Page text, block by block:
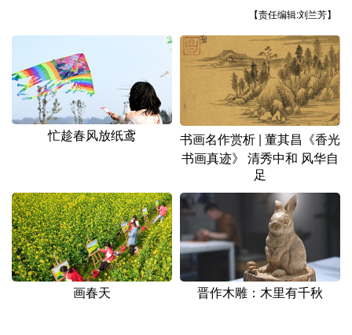
【责任编辑:刘兰芳】
忙趁春风放纸鸢
书画名作赏析 | 董其昌《香光
书画真迹》 清秀中和 风华自
足
画春天 晋作木雕：木里有千秋